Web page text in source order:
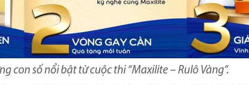
con số nổi bật từ cuộc thi “Maxilite – Rulô Vàng”.